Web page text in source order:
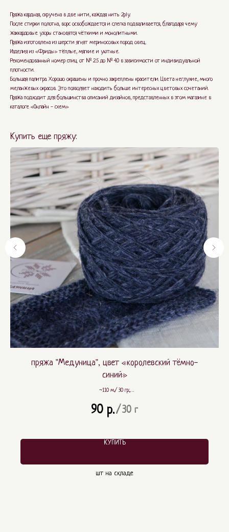
Пряжа кардная, скручена в две нити, каждая нить 2ply.
После стирки полотна, ворс освобождается и слегка подваливается, благодаря чему
жаккардовые узоры становятся чёткими и монолитными.
Пряжа изготовлена из шерсти ягнят мериносовых пород овец.
Изделия из «Фриды» тёплые, мягкие и уютные.
Рекомендованный номер спиц от № 2.5 до № 4.0 в зависимости от индивидуальной
плотности.
Большая палитра. Хорошо окрашены и прочно закреплены красители. Цвета неглухие, много
меланжевых окрасов. Это позволяет находить больше интересных цветовых сочетаний.
Пряжа подходит для большинства описаний дизайнов, представленных в этом магазине в
каталоге «Онлайн - схем»
Купить еще пряжу:
пряжа "Медуница", цвет «королевский тёмно-
синий»
~110 м./ 30 гр.;
90 р./30 г
КУПИТЬ